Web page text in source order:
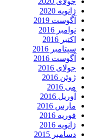
ژانویه 2020
آگوست 2019
نوامبر 2016
اکتبر 2016
سپتامبر 2016
آگوست 2016
جولای 2016
ژوئن 2016
می 2016
آوریل 2016
مارس 2016
فوریه 2016
ژانویه 2016
دسامبر 2015